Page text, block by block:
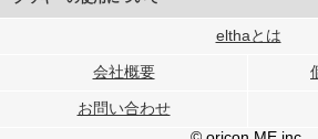
このサイトでは Cookie を使用して、ユーザーに
行っています。
メディアや広告配信、データ解析の各パートナー
各パートナーは、この情報とユーザーが各パート
elthaとは
会社概要
お問い合わせ